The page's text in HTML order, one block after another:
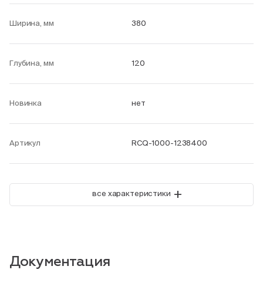
Ширина, мм 380
Глубина, мм 120
Новинка нет
Артикул RCQ-1000-1238400
все характеристики +
Документация